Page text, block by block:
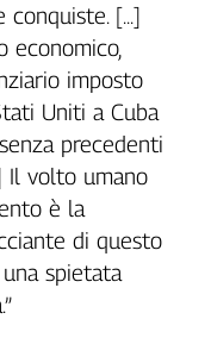
[...]
economico,
imposto
Uniti a Cuba
precedenti
Il volto umano
è la
di questo
spietata